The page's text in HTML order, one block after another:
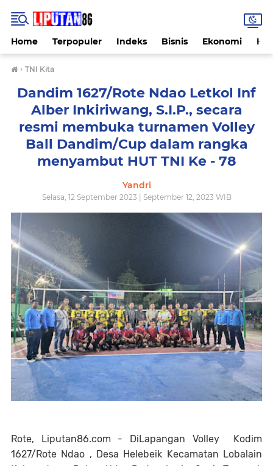
Home Terpopuler Indeks Bisnis Ekonomi
› TNI Kita
Dandim 1627/Rote Ndao Letkol Inf
Alber Inkiriwang, S.I.P., secara
resmi membuka turnamen Volley
Ball Dandim/Cup dalam rangka
menyambut HUT TNI Ke - 78
Yandri
Selasa, 12 September 2023 | September 12, 2023 WIB
Rote, Liputan86.com - DiLapangan Volley Kodim
1627/Rote Ndao , Desa Helebeik Kecamatan Lobalain